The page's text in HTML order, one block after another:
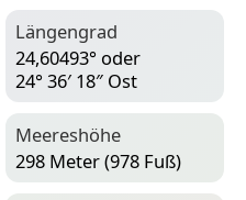
Längengrad
24,60493° oder
24° 36′ 18″ Ost
Meereshöhe
298 Meter (978 Fuß)